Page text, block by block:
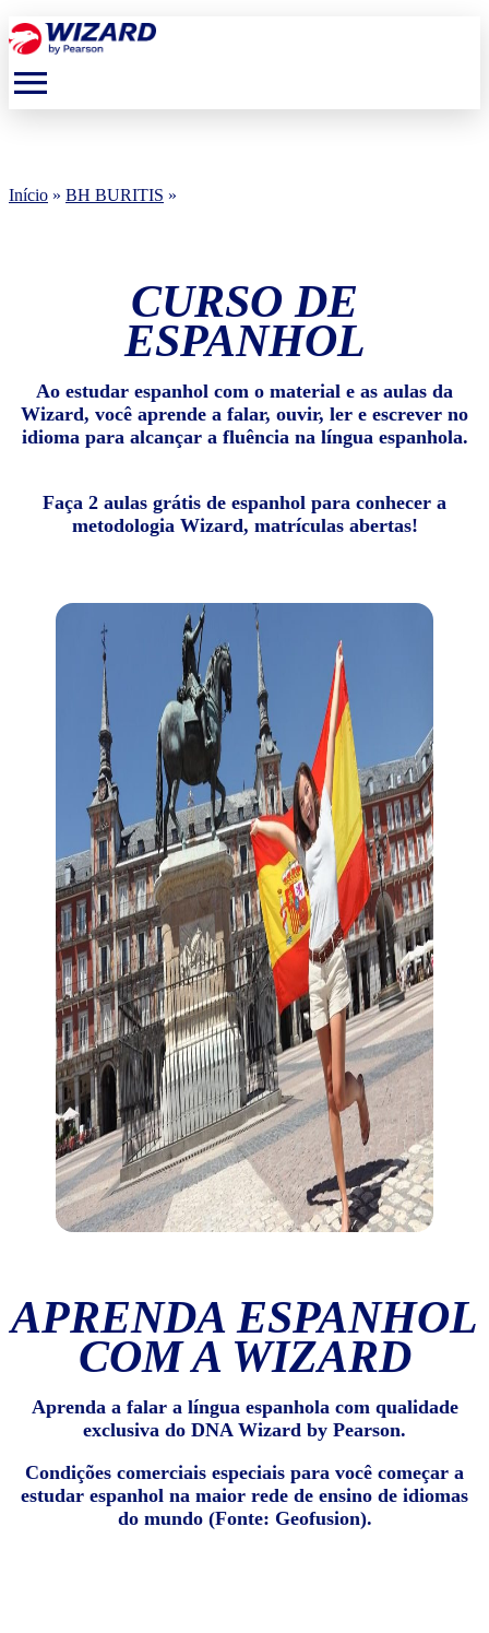
menu
Início » BH BURITIS »
CURSO DE
ESPANHOL
Ao estudar espanhol com o material e as aulas da
Wizard, você aprende a falar, ouvir, ler e escrever no
idioma para alcançar a fluência na língua espanhola.
Faça 2 aulas grátis de espanhol para conhecer a
metodologia Wizard, matrículas abertas!
APRENDA ESPANHOL
COM A WIZARD
Aprenda a falar a língua espanhola com qualidade
exclusiva do DNA Wizard by Pearson.
Condições comerciais especiais para você começar a
estudar espanhol na maior rede de ensino de idiomas
do mundo (Fonte: Geofusion).